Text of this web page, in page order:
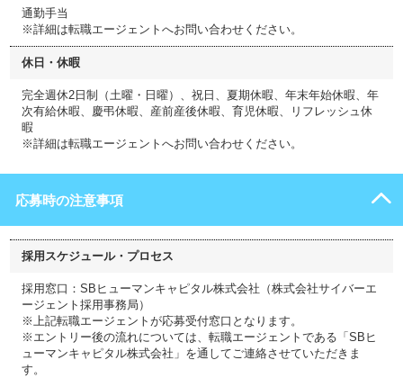
通勤手当
※詳細は転職エージェントへお問い合わせください。
休日・休暇
完全週休2日制（土曜・日曜）、祝日、夏期休暇、年末年始休暇、年
次有給休暇、慶弔休暇、産前産後休暇、育児休暇、リフレッシュ休
暇
※詳細は転職エージェントへお問い合わせください。
応募時の注意事項
採用スケジュール・プロセス
採用窓口：SBヒューマンキャピタル株式会社（株式会社サイバーエ
ージェント採用事務局）
※上記転職エージェントが応募受付窓口となります。
※エントリー後の流れについては、転職エージェントである「SBヒ
ューマンキャピタル株式会社」を通してご連絡させていただきま
す。